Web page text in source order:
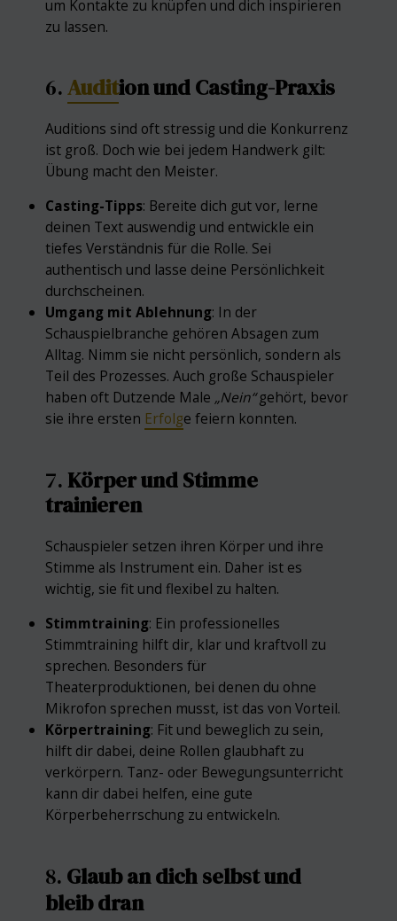
um Kontakte zu knüpfen und dich inspirieren
zu lassen.
6.Audition und Casting-Praxis
Auditions sind oft stressig und die Konkurrenz
ist groß. Doch wie bei jedem Handwerk gilt:
Übung macht den Meister.
Casting-Tipps: Bereite dich gut vor, lerne
deinen Text auswendig und entwickle ein
tiefes Verständnis für die Rolle. Sei
authentisch und lasse deine Persönlichkeit
durchscheinen.
Umgang mit Ablehnung: In der
Schauspielbranche gehören Absagen zum
Alltag. Nimm sie nicht persönlich, sondern als
Teil des Prozesses. Auch große Schauspieler
haben oft Dutzende Male „Nein“gehört, bevor
sie ihre ersten Erfolge feiern konnten.
7. Körper und Stimme
trainieren
Schauspieler setzen ihren Körper und ihre
Stimme als Instrument ein. Daher ist es
wichtig, sie fit und flexibel zu halten.
Stimmtraining: Ein professionelles
Stimmtraining hilft dir, klar und kraftvoll zu
sprechen. Besonders für
Theaterproduktionen, bei denen du ohne
Mikrofon sprechen musst, ist das von Vorteil.
Körpertraining: Fit und beweglich zu sein,
hilft dir dabei, deine Rollen glaubhaft zu
verkörpern. Tanz- oder Bewegungsunterricht
kann dir dabei helfen, eine gute
Körperbeherrschung zu entwickeln.
8. Glaub an dich selbst und
bleib dran